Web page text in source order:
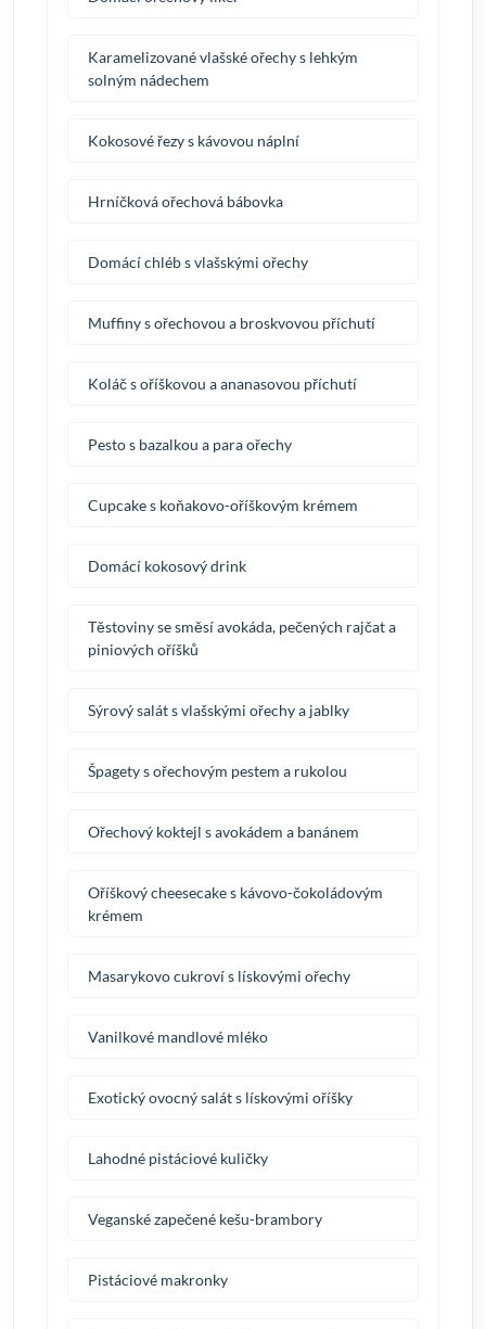
Karamelizované vlašské ořechy s lehkým
solným nádechem
Kokosové řezy s kávovou náplní
Hrníčková ořechová bábovka
Domácí chléb s vlašskými ořechy
Muffiny s ořechovou a broskvovou příchutí
Koláč s oříškovou a ananasovou příchutí
Pesto s bazalkou a para ořechy
Cupcake s koňakovo-oříškovým krémem
Domácí kokosový drink
Těstoviny se směsí avokáda, pečených rajčat a
piniových oříšků
Sýrový salát s vlašskými ořechy a jablky
Špagety s ořechovým pestem a rukolou
Ořechový koktejl s avokádem a banánem
Oříškový cheesecake s kávovo-čokoládovým
krémem
Masarykovo cukroví s lískovými ořechy
Vanilkové mandlové mléko
Exotický ovocný salát s lískovými oříšky
Lahodné pistáciové kuličky
Veganské zapečené kešu-brambory
Pistáciové makronky